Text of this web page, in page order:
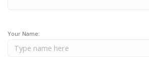
Your Name: